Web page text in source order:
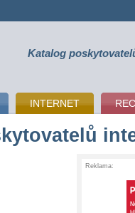
Katalog
INTERNET
Reklama: